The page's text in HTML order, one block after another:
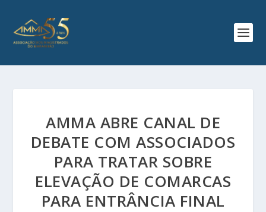
AMMA ABRE CANAL DE
DEBATE COM ASSOCIADOS
PARA TRATAR SOBRE
ELEVAÇÃO DE COMARCAS
PARA ENTRÂNCIA FINAL